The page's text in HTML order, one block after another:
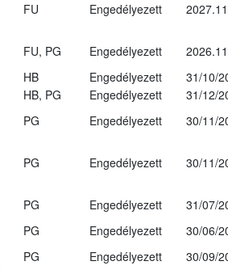
FU Engedélyezett
FU, PG Engedélyezett
HB Engedélyezett
31/10/
HB, PG Engedélyezett
31/12/
PG Engedélyezett
30/11/
PG Engedélyezett 30/11/
PG Engedélyezett
31/07/
PG Engedélyezett
30/06/
PG Engedélyezett 30/09/